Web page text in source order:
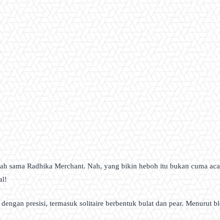
sama Radhika Merchant. Nah, yang bikin heboh itu bukan cuma
presisi, termasuk solitaire berbentuk bulat dan pear. Menurut